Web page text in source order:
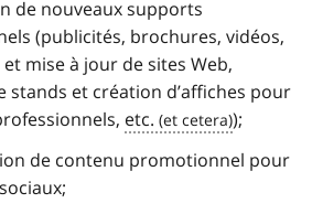
de nouveaux supports
(publicités, brochures, vidéos,
mise à jour de sites Web,
stands et création d’affiches pour
etc.
);
de contenu promotionnel pour